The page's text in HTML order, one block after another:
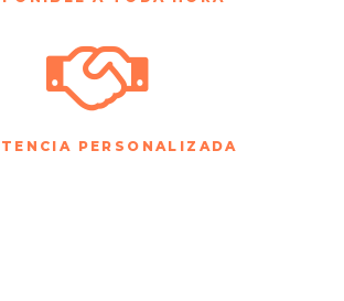
PERSONALIZADA